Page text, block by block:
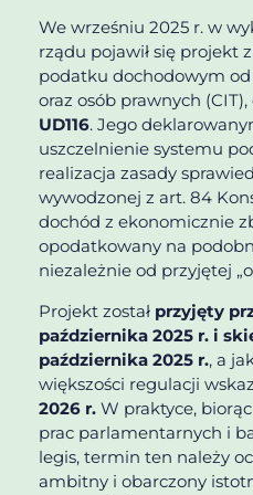
We wrześniu 2025 r. w
rządu pojawił się projekt
podatku dochodowym od
oraz osób prawnych
UD116. Jego
uszczelnienie systemu
realizacja zasady
wywodzonej z art. 84
dochód z ekonomicznie
opodatkowany na
niezależnie od przyjętej
Projekt został przyjęty
października 2025 r. i
października 2025 r., a
większości regulacji
2026 r. W praktyce,
prac parlamentarnych i
legis, termin ten należy
ambitny i obarczony